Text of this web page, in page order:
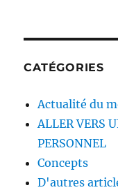
CATÉGORIES
Actualité du
ALLER VERS
PERSONNEL
Concepts
D'autres